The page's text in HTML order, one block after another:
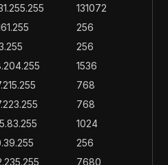
131072
256
256
1536
768
768
1024
256
7680